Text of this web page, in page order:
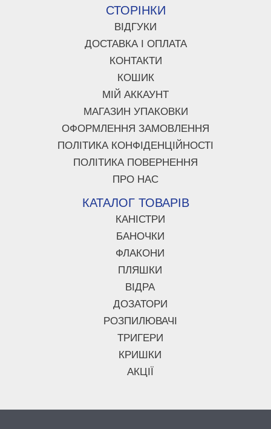
СТОРІНКИ
ВІДГУКИ
ДОСТАВКА І ОПЛАТА
КОНТАКТИ
КОШИК
МІЙ АККАУНТ
МАГАЗИН УПАКОВКИ
ОФОРМЛЕННЯ ЗАМОВЛЕННЯ
ПОЛІТИКА КОНФІДЕНЦІЙНОСТІ
ПОЛІТИКА ПОВЕРНЕННЯ
ПРО НАС
КАТАЛОГ ТОВАРІВ
КАНІСТРИ
БАНОЧКИ
ФЛАКОНИ
ПЛЯШКИ
ВІДРА
ДОЗАТОРИ
РОЗПИЛЮВАЧІ
ТРИГЕРИ
КРИШКИ
АКЦІЇ